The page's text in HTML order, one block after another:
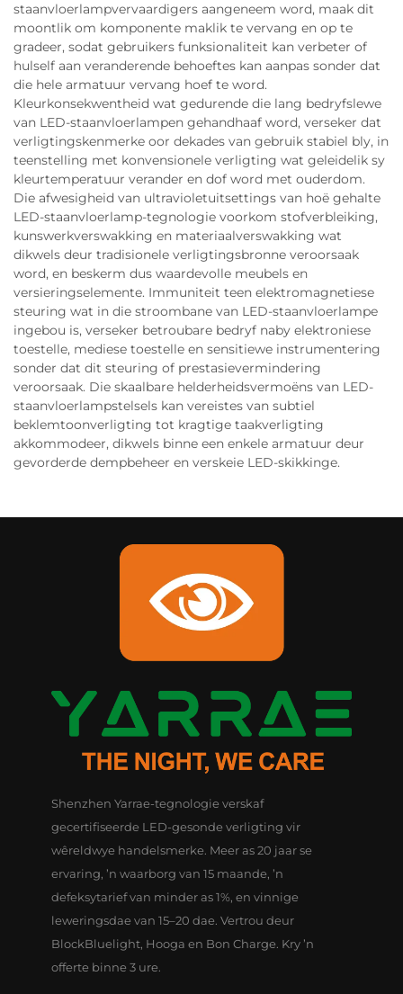
staanvloerlampvervaardigers aangeneem word, maak dit
moontlik om komponente maklik te vervang en op te
gradeer, sodat gebruikers funksionaliteit kan verbeter of
hulself aan veranderende behoeftes kan aanpas sonder dat
die hele armatuur vervang hoef te word.
Kleurkonsekwentheid wat gedurende die lang bedryfslewe
van LED-staanvloerlampen gehandhaaf word, verseker dat
verligtingskenmerke oor dekades van gebruik stabiel bly, in
teenstelling met konvensionele verligting wat geleidelik sy
kleurtemperatuur verander en dof word met ouderdom.
Die afwesigheid van ultravioletuitsettings van hoë gehalte
LED-staanvloerlamp-tegnologie voorkom stofverbleiking,
kunswerkverswakking en materiaalverswakking wat
dikwels deur tradisionele verligtingsbronne veroorsaak
word, en beskerm dus waardevolle meubels en
versieringselemente. Immuniteit teen elektromagnetiese
steuring wat in die stroombane van LED-staanvloerlampe
ingebou is, verseker betroubare bedryf naby elektroniese
toestelle, mediese toestelle en sensitiewe instrumentering
sonder dat dit steuring of prestasievermindering
veroorsaak. Die skaalbare helderheidsvermoëns van LED-
staanvloerlampstelsels kan vereistes van subtiel
beklemtoonverligting tot kragtige taakverligting
akkommodeer, dikwels binne een enkele armatuur deur
gevorderde dempbeheer en verskeie LED-skikkinge.
Shenzhen Yarrae-tegnologie verskaf
gecertifiseerde LED-gesonde verligting vir
wêreldwye handelsmerke. Meer as 20 jaar se
ervaring, ’n waarborg van 15 maande, ’n
defeksytarief van minder as 1%, en vinnige
leweringsdae van 15–20 dae. Vertrou deur
BlockBluelight, Hooga en Bon Charge. Kry ’n
offerte binne 3 ure.